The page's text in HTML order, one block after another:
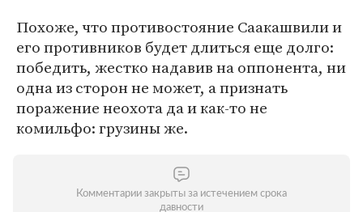
Похоже, что противостояние Саакашвили и
его противников будет длиться еще долго:
победить, жестко надавив на оппонента, ни
одна из сторон не может, а признать
поражение неохота да и как-то не
комильфо: грузины же.
Комментарии закрыты за истечением срока
давности